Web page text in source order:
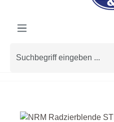
Bildergalerie überspringen